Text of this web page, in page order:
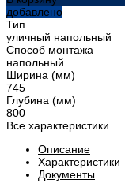
добавлено
Тип
уличный напольный
Способ монтажа
напольный
Ширина (мм)
745
Глубина (мм)
800
Все характеристики
Описание
Характеристики
Документы